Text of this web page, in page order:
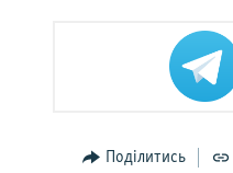
Поділитись